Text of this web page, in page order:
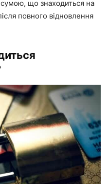
сумою, що знаходиться на
повного відновлення